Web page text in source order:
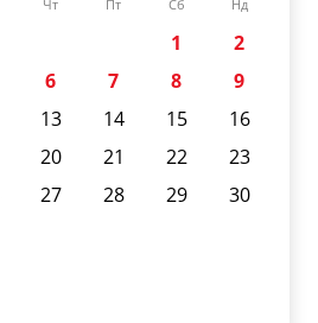
Чт Пт Сб Нд
1
2
6 7 8
9
13 14 15
16
20 21 22
23
27 28 29
30